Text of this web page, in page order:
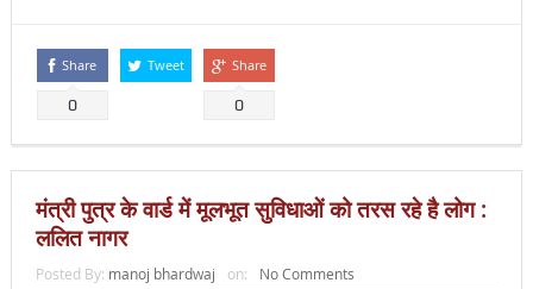
Share
0
Tweet Share
0
मंत्री पुत्र के वार्ड में मूलभूत सुविधाओं को तरस रहे है लोग :
ललित नागर
Posted By: manoj bhardwaj on: No Comments